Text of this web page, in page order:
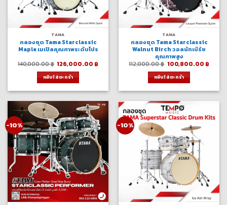
TAMA
กลองชุด Tama Starclassic
Maple เมเปิลคุณภาพระดับโปร
140,000.00฿ Original
price
was:
140,000.00 ฿.
126,000.00 ฿
หยิบใส่ตะกร้า
TAMA
กลองชุด Tama Starclassic
Walnut Birch วอลนัทเบิร์ช
คุณภาพสูง
112,000.00฿ Original
price
was:
112,000.00 ฿.
100,800.00 ฿
หยิบใส่ตะกร้า
-10% -10%